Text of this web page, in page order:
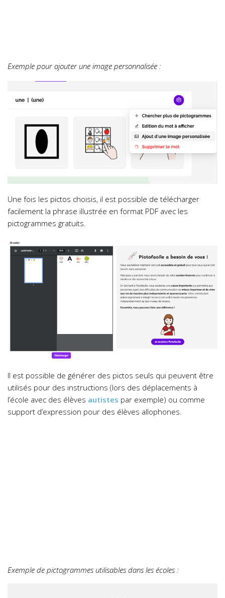
Exemple pour ajouter une image personnalisée :
Une fois les pictos choisis, il est possible de télécharger
facilement la phrase illustrée en format PDF avec les
pictogrammes gratuits.
Il est possible de générer des pictos seuls qui peuvent être
utilisés pour des instructions (lors des déplacements à
l’école avec des élèves autistes par exemple) ou comme
support d’expression pour des élèves allophones.
Exemple de pictogrammes utilisables dans les écoles :